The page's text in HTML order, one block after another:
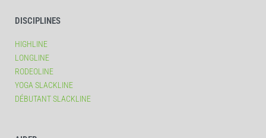
DISCIPLINES
HIGHLINE
LONGLINE
RODEOLINE
YOGA SLACKLINE
DÉBUTANT SLACKLINE